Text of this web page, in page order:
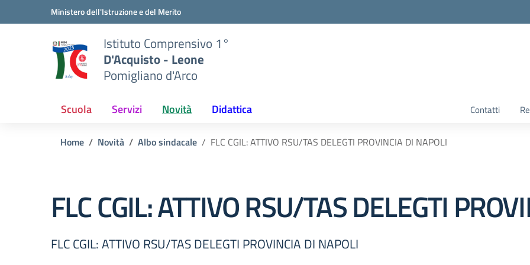
Vai ai contenuti
Vai al menu di navigazioneMinistero dell'Istruzione e del Merito
Istituto Comprensivo 1°
D'Acquisto - Leone
Pomigliano d'Arco
Scuola Servizi Novità Didattica Contatti
Home Novità Albo sindacale FLC CGIL: ATTIVO RSU/TAS DELEGTI PROVINCIA DI NAPOLI
FLC CGIL: ATTIVO RSU/TAS DELEGTI
FLC CGIL: ATTIVO RSU/TAS DELEGTI PROVINCIA DI NAPOLI